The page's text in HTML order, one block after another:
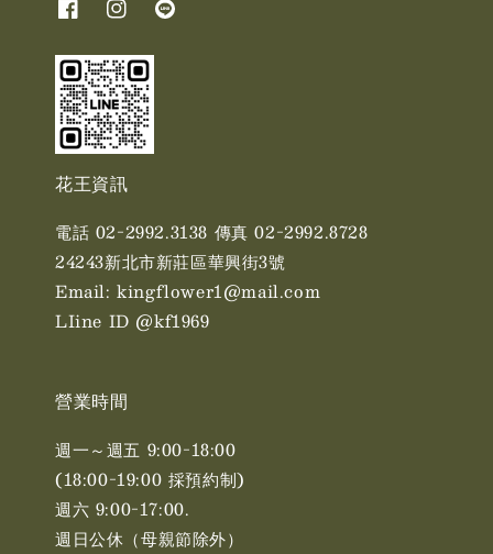
花王資訊
電話 02-2992.3138 傳真 02-2992.8728
24243新北市新莊區華興街3號
Email: kingflower1@mail.com
LIine ID @kf1969
營業時間
週一～週五 9:00-18:00
(18:00-19:00 採預約制)
週六 9:00-17:00. ​​
週日公休（母親節除外）